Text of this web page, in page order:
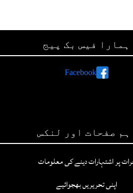
ہمارا فیس بک پیج
Facebook
صفحات اور لنکس
پر اشتہارات دینے کی معلومات
اپنی تحریریں بھجوائیے